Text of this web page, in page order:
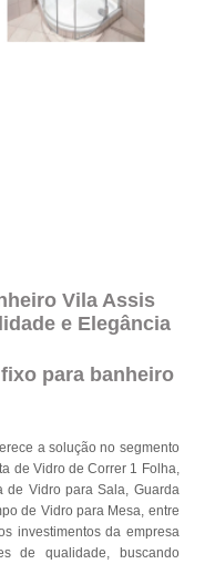
Vila Assis
e Elegância
para banheiro
a solução no segmento
de Vidro de Correr 1 Folha,
de Vidro para Sala, Guarda
de Vidro para Mesa, entre
investimentos da empresa
de qualidade, buscando